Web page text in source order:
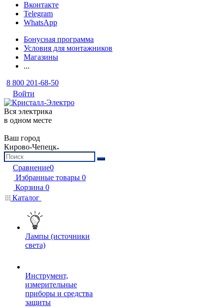
Вконтакте
Telegram
WhatsApp
Бонусная программа
Условия для монтажников
Магазины
...
8 800 201-68-50
Войти
Вся электрика
в одном месте
Ваш город
Кирово-Чепецк
Сравнение0
Избранные товары 0
Корзина 0
Каталог
Лампы (источники
света)
Инструмент,
измерительные
приборы и средства
защиты